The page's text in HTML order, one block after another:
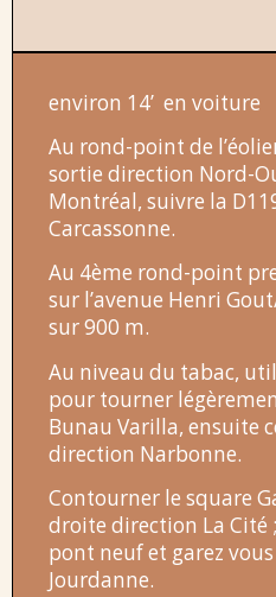
environ 14’ en voiture
Au rond-point de
sortie direction Nord-
Montréal, suivre la
Carcassonne.
Au 4ème rond-point
sur l’avenue Henri
sur 900 m.
Au niveau du tabac,
pour tourner
Bunau Varilla, ensuite
direction Narbonne.
Contourner le square
droite direction La Cité
pont neuf et garez vous
Jourdanne.